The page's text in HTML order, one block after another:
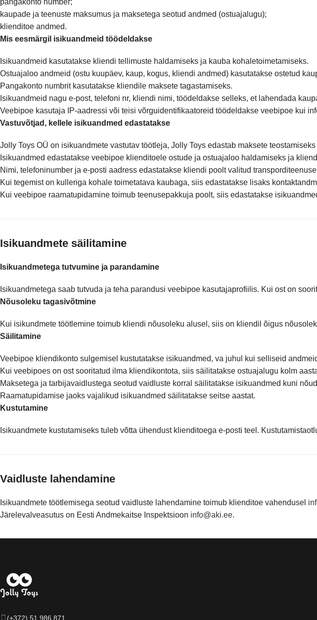
pangakonto number;
kaupade ja teenuste maksumus ja maksetega seotud andmed (ostuajalugu);
klienditoe andmed.
Mis eesmärgil isikuandmeid töödeldakse
Isikuandmeid kasutatakse kliendi tellimuste haldamiseks ja kauba kohaletoimetamiseks.
Ostuajaloo andmeid (ostu kuupäev, kaup, kogus, kliendi andmed) kasutatakse ostetud
Pangakonto numbrit kasutatakse kliendile maksete tagastamiseks.
Isikuandmeid nagu e-post, telefoni nr, kliendi nimi, töödeldakse selleks, et lahendada
Veebipoe kasutaja IP-aadressi või teisi võrguidentifikaatoreid töödeldakse veebipoe kui
Vastuvõtjad, kellele isikuandmed edastatakse
Jolly Toys OÜ on isikuandmete vastutav töötleja, Jolly Toys edastab maksete
Isikuandmed edastatakse veebipoe klienditoele ostude ja ostuajaloo haldamiseks ja
Nimi, telefoninumber ja e-posti aadress edastatakse kliendi poolt valitud
Kui tegemist on kulleriga kohale toimetatava kaubaga, siis edastatakse lisaks
Kui veebipoe raamatupidamine toimub teenusepakkuja poolt, siis edastatakse
Isikuandmete säilitamine
Isikuandmetega tutvumine ja parandamine
Isikuandmetega saab tutvuda ja teha parandusi veebipoe kasutajaprofiilis. Kui ost on
Nõusoleku tagasivõtmine
Kui isikundmete töötlemine toimub kliendi nõusoleku alusel, siis on kliendil õigus
Säilitamine
Veebipoe kliendikonto sulgemisel kustutatakse isikuandmed, va juhul kui selliseid
Kui veebipoes on ost sooritatud ilma kliendikontota, siis säilitatakse ostuajalugu kolm
Maksetega ja tarbijavaidlustega seotud vaidluste korral säilitatakse isikuandmed kuni
Raamatupidamise jaoks vajalikud isikuandmed säilitatakse seitse aastat.
Kustutamine
Isikuandmete kustutamiseks tuleb võtta ühendust klienditoega e-posti teel.
Vaidluste lahendamine
Isikuandmete töötlemisega seotud vaidluste lahendamine toimub klienditoe vahendusel
Järelevalveasutus on Eesti Andmekaitse Inspektsioon info@aki.ee.
(+372) 51 986 871